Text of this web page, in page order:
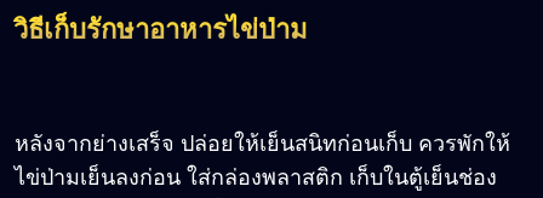
วิธีเก็บรักษาอาหารไข่ป่าม
หลังจากย่างเสร็จ ปล่อยให้เย็นสนิทก่อนเก็บ ควรพักให้
ไข่ป่ามเย็นลงก่อน ใส่กล่องพลาสติก เก็บในตู้เย็นช่อง